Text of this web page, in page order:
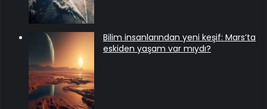
Bilim insanlarından yeni keşif: Mars’ta
eskiden yaşam var mıydı?